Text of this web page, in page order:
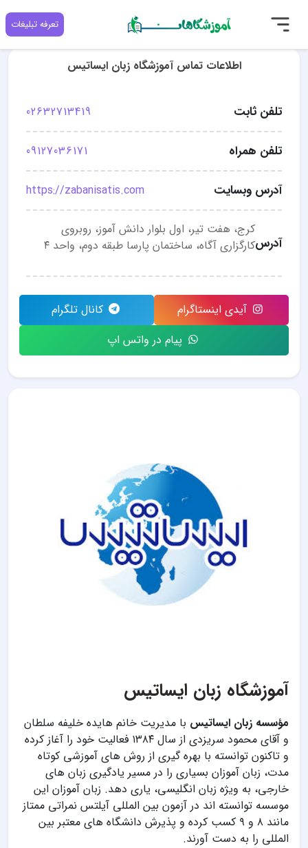
تعرفه تبلیغات
آموزشگاه زبان ایساتیس
مؤسسه زبان ایساتیس با مدیریت خانم هایده خلیفه سلطان
و آقای محمود سریزدی از سال ۱۳۸۴ فعالیت خود را آغاز کرده
و تاکنون توانسته با بهره گیری از روش های آموزشی کوتاه
مدت، زبان آموزان بسیاری را در مسیر یادگیری زبان های
خارجی، به ویژه زبان انگلیسی، یاری دهد. زبان آموزان این
موسسه توانسته اند در آزمون بین المللی آیلتس نمراتی ممتاز
مانند ۸ و ۹ کسب کرده و پذیرش دانشگاه های معتبر بین
المللی را به دست آورند.
اطلاعات تماس آموزشگاه زبان ایساتیس
تلفن ثابت 02632713419
تلفن همراه 09127036171
آدرس وبسایت https://zabanisatis.com
آدرس
کرج، هفت تیر، اول بلوار دانش آموز، روبروی
کارگزاری آگاه، ساختمان پارسا طبقه دوم، واحد ۴
آیدی اینستاگرام
کانال تلگرام
پیام در واتس اپ